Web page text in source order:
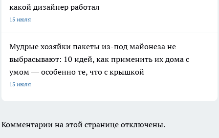
какой дизайнер работал
15 июля
Мудрые хозяйки пакеты из-под майонеза не
выбрасывают: 10 идей, как применить их дома с
умом — особенно те, что с крышкой
15 июля
Комментарии на этой странице отключены.